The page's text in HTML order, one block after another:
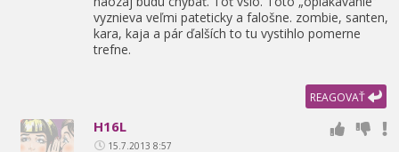
vyznieva veľmi pateticky a falošne. zombie, santen,
kara, kaja a pár ďalších to tu vystihlo pomerne
trefne.
REAGOVAŤ
H16L
15.7.2013 8:57